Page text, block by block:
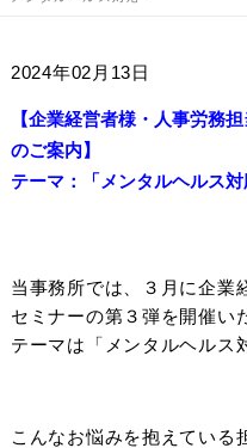
2024年02月13日
【企業経営者様・人事労務
のご案内】
テーマ：「メンタルヘルス対
当事務所では、３月に企業
セミナーの第３弾を開催い
テーマは「メンタルヘルス
こんなお悩みを抱えている